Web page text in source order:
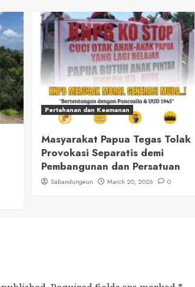
Pertahanan dan Keamanan
Masyarakat Papua Tegas Tolak
Provokasi Separatis demi
Pembangunan dan Persatuan
Sabandungeun March 20, 2026 0